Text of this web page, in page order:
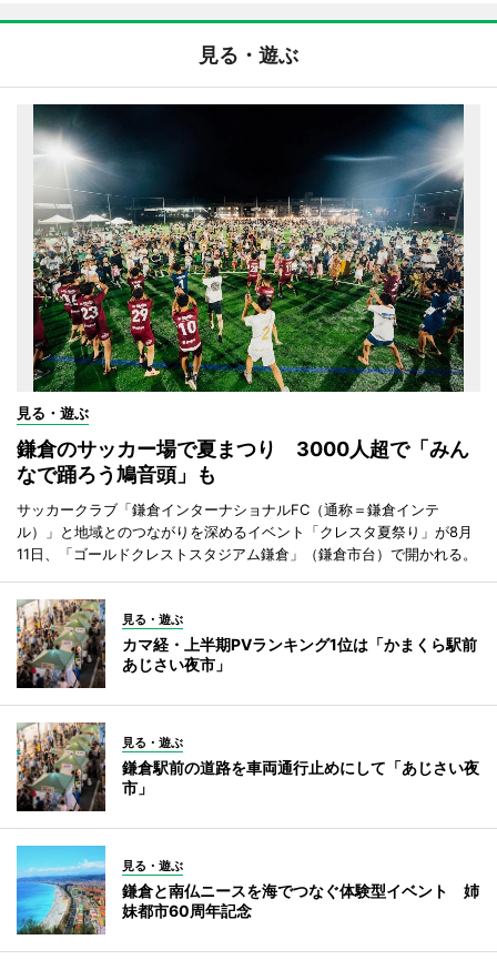
見る・遊ぶ
見る・遊ぶ
鎌倉のサッカー場で夏まつり 3000人超で「みん
なで踊ろう鳩音頭」も
サッカークラブ「鎌倉インターナショナルFC（通称＝鎌倉インテ
ル）」と地域とのつながりを深めるイベント「クレスタ夏祭り」が8月
11日、「ゴールドクレストスタジアム鎌倉」（鎌倉市台）で開かれる。
見る・遊ぶ
カマ経・上半期PVランキング1位は「かまくら駅前
あじさい夜市」
見る・遊ぶ
鎌倉駅前の道路を車両通行止めにして「あじさい夜
市」
見る・遊ぶ
鎌倉と南仏ニースを海でつなぐ体験型イベント 姉
妹都市60周年記念